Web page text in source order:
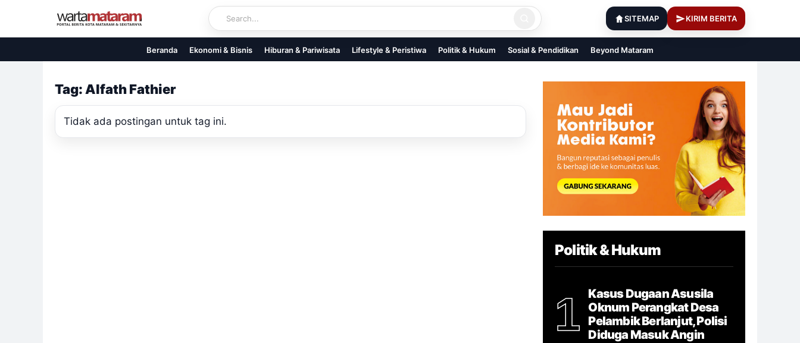
content
SITEMAP KIRIM BERITA
Beranda Ekonomi & Bisnis Hiburan & Pariwisata Lifestyle & Peristiwa Politik & Hukum Sosial & Pendidikan Beyond Mataram
Tag: Alfath Fathier
Tidak ada postingan untuk tag ini.
Politik & Hukum
1
Kasus Dugaan Asusila
Oknum Perangkat Desa
Pelambik Berlanjut, Polisi
Diduga Masuk Angin